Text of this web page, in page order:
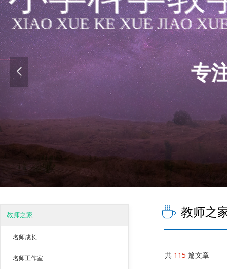
XIAO XUE KE XUE JIAO
专
专
XIAO XUE KE XUE JIAO
넳
共 115 篇文章
教师之
ꄘ
教师之家
名师成长
名师工作室